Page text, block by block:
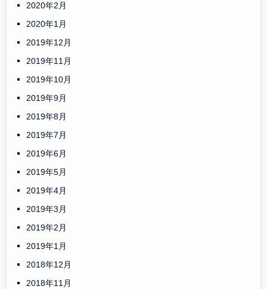
2020年2月
2020年1月
2019年12月
2019年11月
2019年10月
2019年9月
2019年8月
2019年7月
2019年6月
2019年5月
2019年4月
2019年3月
2019年2月
2019年1月
2018年12月
2018年11月